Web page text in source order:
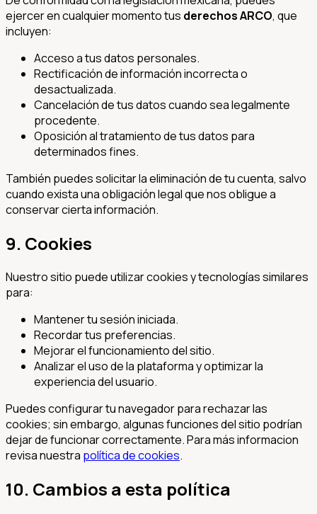
ejercer en cualquier momento tus derechos ARCO, que
incluyen:
Acceso a tus datos personales.
Rectificación de información incorrecta o
desactualizada.
Cancelación de tus datos cuando sea legalmente
procedente.
Oposición al tratamiento de tus datos para
determinados fines.
También puedes solicitar la eliminación de tu cuenta, salvo
cuando exista una obligación legal que nos obligue a
conservar cierta información.
9. Cookies
Nuestro sitio puede utilizar cookies y tecnologías similares
para:
Mantener tu sesión iniciada.
Recordar tus preferencias.
Mejorar el funcionamiento del sitio.
Analizar el uso de la plataforma y optimizar la
experiencia del usuario.
Puedes configurar tu navegador para rechazar las
cookies; sin embargo, algunas funciones del sitio podrían
dejar de funcionar correctamente. Para más informacion
revisa nuestra política de cookies.
10. Cambios a esta política